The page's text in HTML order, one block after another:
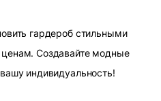
гардероб стильными
Создавайте модные
индивидуальность!